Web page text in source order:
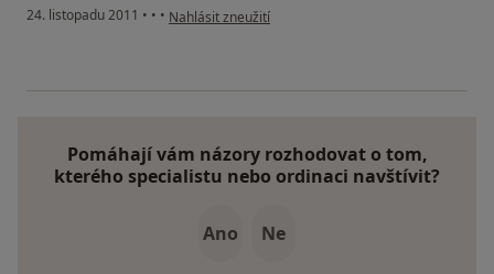
24. listopadu 2011 • • • podle názoru uživatele Pacient
Nahlásit zneužití
Pomáhají vám názory rozhodovat o tom,
kterého specialistu nebo ordinaci navštívit?
Ano Ne